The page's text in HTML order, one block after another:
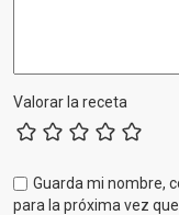
Valorar la receta
Guarda mi nombre,
para la próxima vez